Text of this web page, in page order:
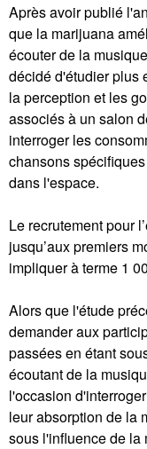
Après avoir publié
que la marijuana
écouter de la
décidé d'étudier plus
la perception et les
associés à un salon
interroger les
chansons
dans l'espace.
Le recrutement pour
jusqu’aux premiers
impliquer à terme 1
Alors que l'étude
demander aux
passées en étant
écoutant de la
l'occasion
leur absorption de la
sous l'influence de la